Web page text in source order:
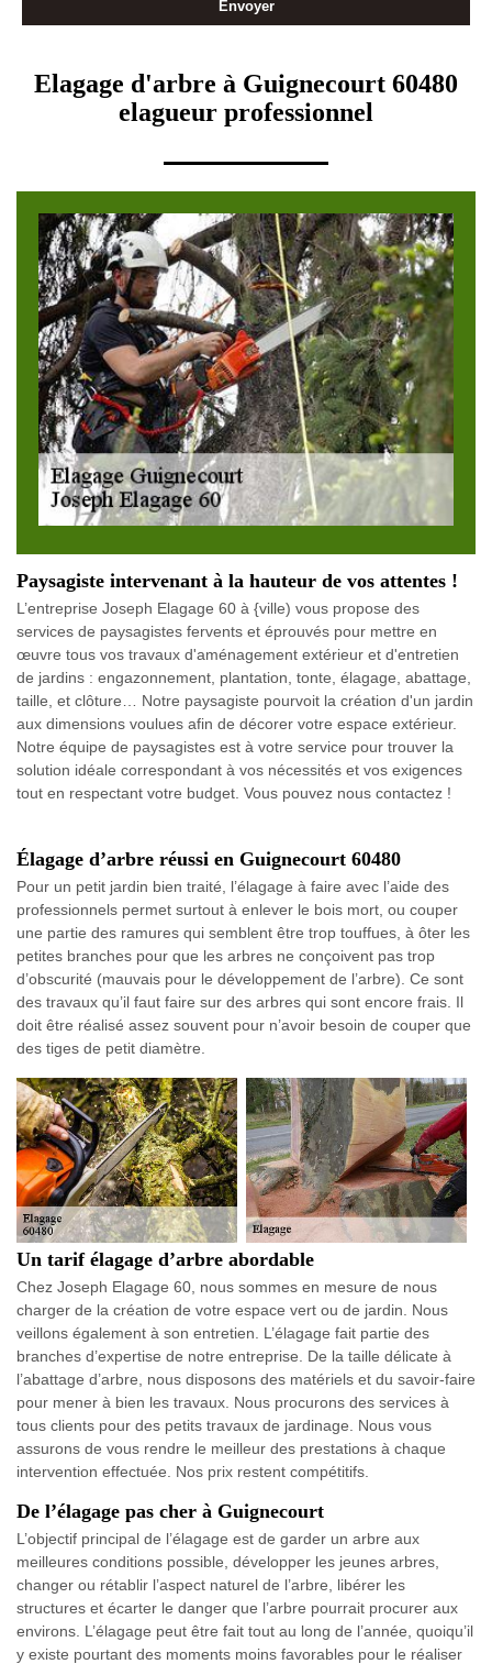
Elagage d'arbre à Guignecourt 60480
elagueur professionnel
Paysagiste intervenant à la hauteur de vos attentes !
L’entreprise Joseph Elagage 60 à {ville) vous propose des
services de paysagistes fervents et éprouvés pour mettre en
œuvre tous vos travaux d'aménagement extérieur et d'entretien
de jardins : engazonnement, plantation, tonte, élagage, abattage,
taille, et clôture… Notre paysagiste pourvoit la création d'un jardin
aux dimensions voulues afin de décorer votre espace extérieur.
Notre équipe de paysagistes est à votre service pour trouver la
solution idéale correspondant à vos nécessités et vos exigences
tout en respectant votre budget. Vous pouvez nous contactez !
Élagage d’arbre réussi en Guignecourt 60480
Pour un petit jardin bien traité, l’élagage à faire avec l’aide des
professionnels permet surtout à enlever le bois mort, ou couper
une partie des ramures qui semblent être trop touffues, à ôter les
petites branches pour que les arbres ne conçoivent pas trop
d’obscurité (mauvais pour le développement de l’arbre). Ce sont
des travaux qu’il faut faire sur des arbres qui sont encore frais. Il
doit être réalisé assez souvent pour n’avoir besoin de couper que
des tiges de petit diamètre.
Un tarif élagage d’arbre abordable
Chez Joseph Elagage 60, nous sommes en mesure de nous
charger de la création de votre espace vert ou de jardin. Nous
veillons également à son entretien. L’élagage fait partie des
branches d’expertise de notre entreprise. De la taille délicate à
l’abattage d’arbre, nous disposons des matériels et du savoir-faire
pour mener à bien les travaux. Nous procurons des services à
tous clients pour des petits travaux de jardinage. Nous vous
assurons de vous rendre le meilleur des prestations à chaque
intervention effectuée. Nos prix restent compétitifs.
De l’élagage pas cher à Guignecourt
L’objectif principal de l’élagage est de garder un arbre aux
meilleures conditions possible, développer les jeunes arbres,
changer ou rétablir l’aspect naturel de l’arbre, libérer les
structures et écarter le danger que l’arbre pourrait procurer aux
environs. L’élagage peut être fait tout au long de l’année, quoiqu’il
y existe pourtant des moments moins favorables pour le réaliser